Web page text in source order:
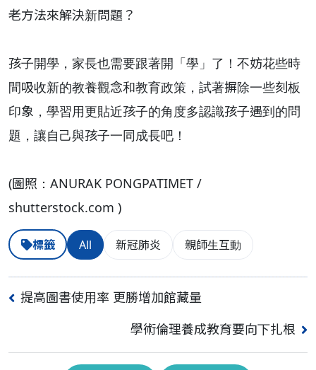
老方法來解決新問題？
孩子開學，家長也需要跟著開「學」了！不妨花些時
間吸收新的教養觀念和教育政策，試著摒除一些刻板
印象，學習用更貼近孩子的角度多認識孩子遇到的問
題，讓自己與孩子一同成長吧！
(圖照：ANURAK PONGPATIMET /
shutterstock.com )
標籤 All 新冠肺炎 親師生互動
提高圖書使用率 更勝增加館藏量
學術倫理養成教育要向下扎根